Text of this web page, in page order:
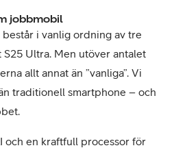
jobbmobil
består i vanlig ordning av tre
S25 Ultra. Men utöver antalet
allt annat än ”vanliga”. Vi
traditionell smartphone – och
och en kraftfull processor för